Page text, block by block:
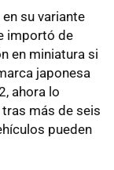
en su variante
importó de
en miniatura si
japonesa
ahora lo
más de seis
pueden